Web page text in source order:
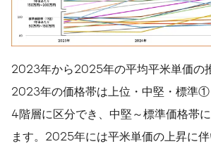
2023年から2025年の平均平米単価の
2023年の価格帯は上位・中堅・標準
4階層に区分でき、中堅～標準価格帯
ます。2025年には平米単価の上昇に